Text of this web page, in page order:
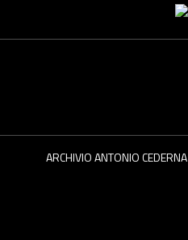
ARCHIVIO ANTONIO CEDERNA